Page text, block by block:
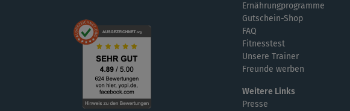
Ernährungprogramme
Gutschein-Shop
FAQ
Fitnesstest
Unsere Trainer
Freunde werben
Weitere Links
Presse